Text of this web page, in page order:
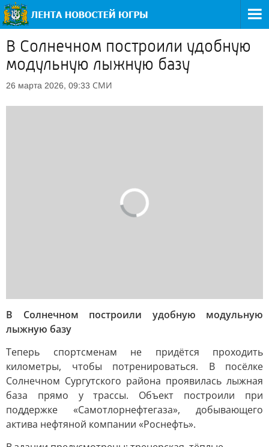
В Солнечном построили удобную
модульную лыжную базу
26 марта 2026, 09:33 СМИ
В Солнечном построили удобную модульную
лыжную базу
Теперь спортсменам не придётся проходить
километры, чтобы потренироваться. В посёлке
Солнечном Сургутского района проявилась лыжная
база прямо у трассы. Объект построили при
поддержке «Самотлорнефтегаза», добывающего
актива нефтяной компании «Роснефть».